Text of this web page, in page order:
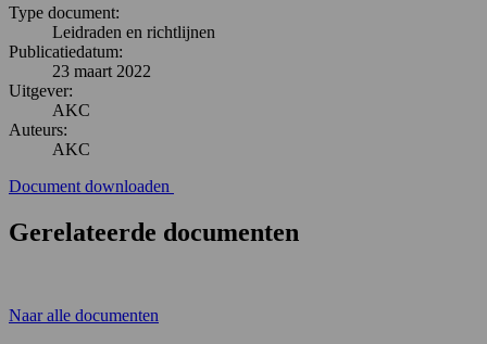
Type document:
Leidraden en richtlijnen
Publicatiedatum:
23 maart 2022
Uitgever:
AKC
Auteurs:
AKC
Document downloaden
Gerelateerde documenten
Naar alle documenten